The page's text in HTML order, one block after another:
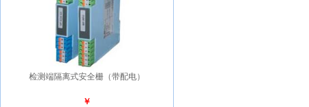
检测端隔离式安全栅（带配电）
￥